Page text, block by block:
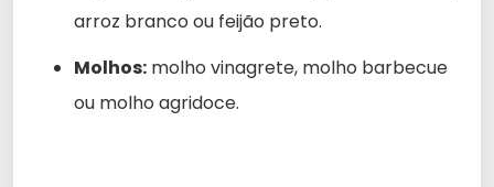
arroz branco ou feijão preto.
Molhos: molho vinagrete, molho barbecue
ou molho agridoce.